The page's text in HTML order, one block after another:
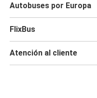
Autobuses por Europa
FlixBus
Atención al cliente